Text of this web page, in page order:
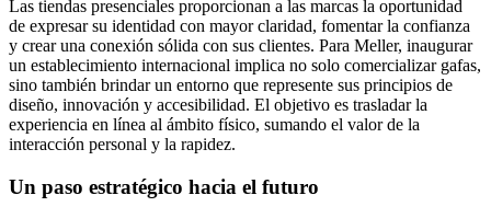
Las tiendas presenciales proporcionan a las marcas la oportunidad
de expresar su identidad con mayor claridad, fomentar la confianza
y crear una conexión sólida con sus clientes. Para Meller, inaugurar
un establecimiento internacional implica no solo comercializar gafas,
sino también brindar un entorno que represente sus principios de
diseño, innovación y accesibilidad. El objetivo es trasladar la
experiencia en línea al ámbito físico, sumando el valor de la
interacción personal y la rapidez.
Un paso estratégico hacia el futuro